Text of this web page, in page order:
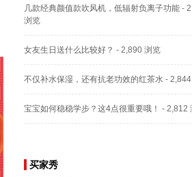
几款经典颜值款吹风机，低辐射负离子功能-
浏览
女友生日送什么比较好？ - 2,890 浏览
不仅补水保湿，还有抗老功效的红茶水- 2,844
宝宝如何稳稳学步？这4点很重要哦！ - 2,812
买家秀